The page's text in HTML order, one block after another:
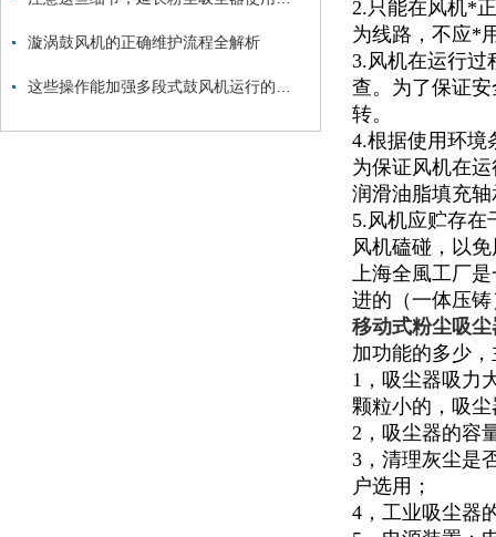
漩涡鼓风机的正确维护流程全解析
2.只能在风机*
为线路，不应*
3.风机在运行过
查。为了保证
转。
4.根据使用环境
为保证风机在
润滑油脂填充
5.风机应贮存在
风机磕碰，以
上海全風工厂
进的（一体压
移动式粉尘吸尘
加功能的多少
1，吸尘器吸力
颗粒小的，吸
2，吸尘器的容
3，清理灰尘是
户选用；
4，工业吸尘器